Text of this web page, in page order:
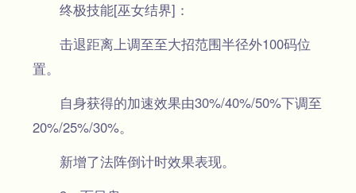
终极技能[巫女结界]：
击退距离上调至至大招范围半径外100码位
置。
自身获得的加速效果由30%/40%/50%下调至
20%/25%/30%。
新增了法阵倒计时效果表现。